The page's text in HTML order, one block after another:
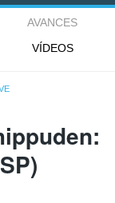
AVANCES
VÍDEOS